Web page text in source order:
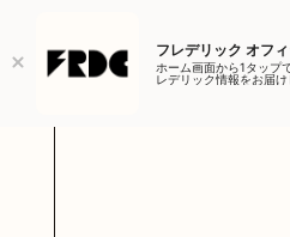
フレデリック オフ
ホーム画面から1タップ
レデリック情報をお届け